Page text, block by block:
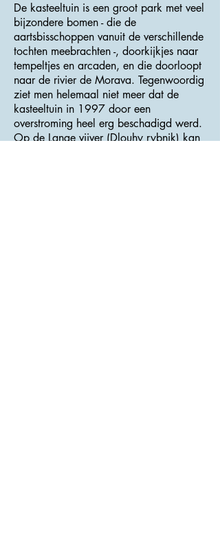
De kasteeltuin is een groot park met veel
bijzondere bomen - die de
aartsbisschoppen vanuit de verschillende
tochten meebrachten -, doorkijkjes naar
tempeltjes en arcaden, en die doorloopt
naar de rivier de Morava. Tegenwoordig
ziet men helemaal niet meer dat de
kasteeltuin in 1997 door een
overstroming heel erg beschadigd werd.
Op de Lange vijver (Dlouhy rybnik) kan